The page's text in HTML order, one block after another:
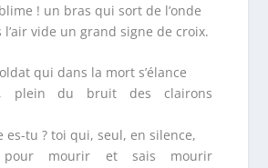
! un bras qui sort de l’onde
l’air vide un grand signe de croix.
qui dans la mort s’élance
plein du bruit des clairons
es-tu ? toi qui, seul, en silence,
pour mourir et sais mourir